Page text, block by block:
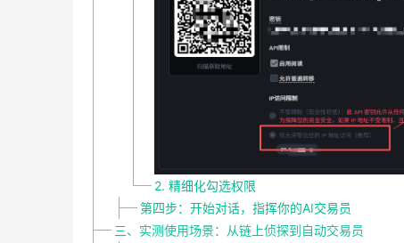
2. 精细化勾选权限
第四步：开始对话，指挥你的AI交易员
三、实测使用场景：从链上侦探到自动交易员